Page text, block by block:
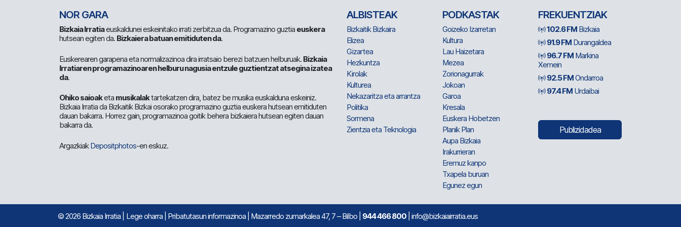
NOR GARA
Bizkaia Irratiaeuskaldunei eskeinitako irrati zerbitzua da. Programazino guztia euskera
hutsean egiten da. Bizkaiera batuan emitiduten da.
Euskerearen garapena eta normalizazinoa dira irratsaio berezi batzuen helburuak. Bizkaia
Irratiaren programazinoaren helburu nagusia entzule guztientzat atsegina izatea
da.
Ohiko saioaketa musikalaktartekatzen dira, batez be musika euskalduna eskeiniz.
Bizkaia Irratia da Bizkaitik Bizkai osorako programazino guztia euskera hutsean emitiduten
dauan bakarra. Horrez gain, programazinoa goitik behera bizkaiera hutsean egiten dauan
bakarra da.
ArgazkiakDepositphotos-en eskuz.
ALBISTEAK
Bizkaitik Bizkaira
Elizea
Gizartea
Hezkuntza
Kirolak
Kulturea
Nekazaritza eta arrantza
Politika
Sormena
Zientzia eta Teknologia
PODKASTAK
Goizeko Izarretan
Kultura
Lau Haizetara
Mezea
Zorionagurrak
Jokoan
Garoa
Kresala
Euskera Hobetzen
Planik Plan
Aupa Bizkaia
Irakurrieran
Eremuz kanpo
Txapela buruan
Egunez egun
FREKUENTZIAK
102.6 FM Bizkaia
91.9 FM Durangaldea
96.7 FM Markina
Xemein
92.5 FMOndarroa
97.4 FM Urdaibai
Publizidadea
© 2026 Bizkaia Irratia Lege oharra Pribatutasun informazinoa | Mazarredo zumarkalea 47, 7 – Bilbo | 944 466 800 | info@bizkaiairratia.eus